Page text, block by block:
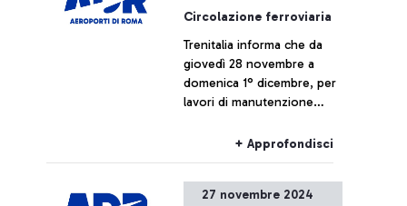
Circolazione ferroviaria
Trenitalia informa che da
giovedì 28 novembre a
domenica 1° dicembre, per
lavori di manutenzione
di Roma Tuscolana e
Fiumicino Aeroporto, i treni
da e per l’aeroporto di
Fiumicino (compresa la linea
+ Approfondisci
27 novembre 2024